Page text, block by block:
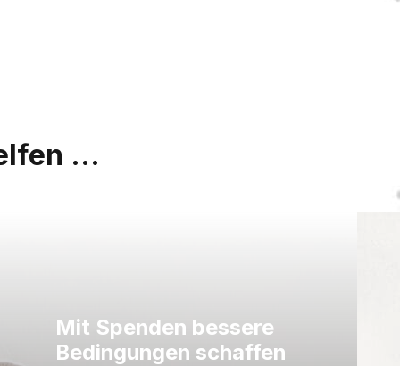
...
Mit Spenden bessere
Bedingungen schaffen